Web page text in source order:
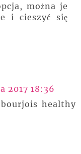
można je
i cieszyć się
2017 18:36
healthy